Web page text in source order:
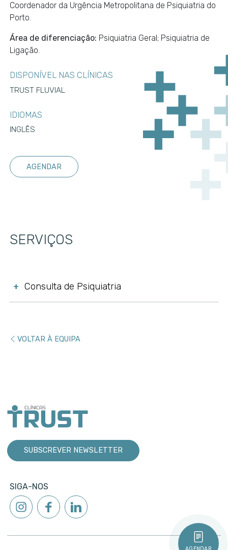
Coordenador da Urgência Metropolitana de Psiquiatria do
Porto.
Área de diferenciação: Psiquiatria Geral; Psiquiatria de
Ligação.
DISPONÍVEL NAS CLÍNICAS
TRUST FLUVIAL
IDIOMAS
INGLÊS
AGENDAR
SERVIÇOS
+ Consulta de Psiquiatria
VOLTAR À EQUIPA
SUBSCREVER NEWSLETTER
SIGA-NOS